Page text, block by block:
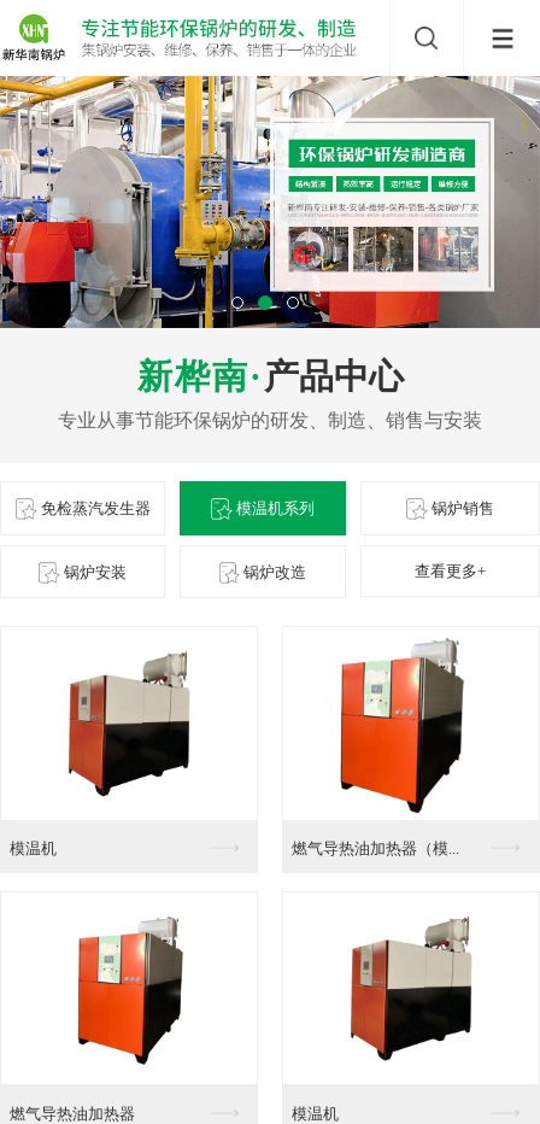
产品中心
免检蒸汽发生器 模温机系列 锅炉销售
锅炉安装 锅炉改造 查看更多+
燃气导热油加热器（模... 高效节能冷凝式蒸汽锅...
DZL型燃生物质蒸汽... DZL型燃煤蒸汽锅炉